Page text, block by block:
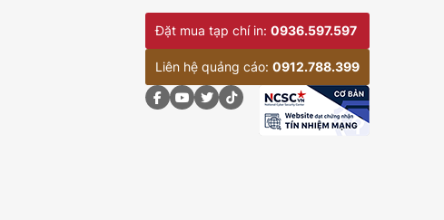
Đặt mua tạp chí in: 0936.597.597
Liên hệ quảng cáo: 0912.788.399